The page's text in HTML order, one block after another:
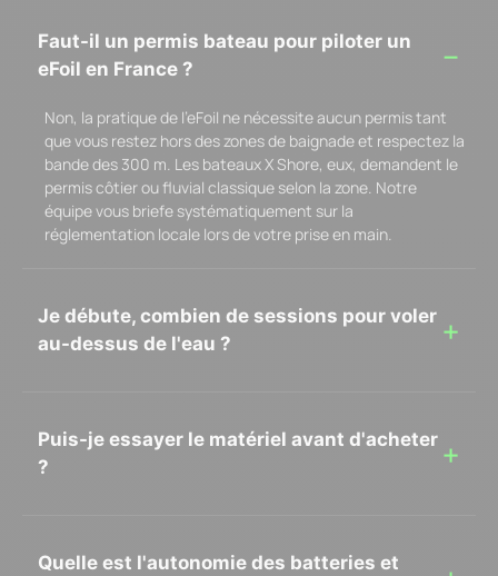
Faut-il un permis bateau pour piloter un
eFoil en France ?
Non, la pratique de l’eFoil ne nécessite aucun permis tant
que vous restez hors des zones de baignade et respectez la
bande des 300 m. Les bateaux X Shore, eux, demandent le
permis côtier ou fluvial classique selon la zone. Notre
équipe vous briefe systématiquement sur la
réglementation locale lors de votre prise en main.
Je débute, combien de sessions pour voler
au-dessus de l'eau ?
Puis-je essayer le matériel avant d'acheter
?
Quelle est l'autonomie des batteries et